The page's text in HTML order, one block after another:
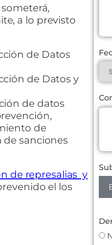
someterá,
a lo previsto
de Datos
de Datos y
de datos
de
de sanciones
de represalias y
el los